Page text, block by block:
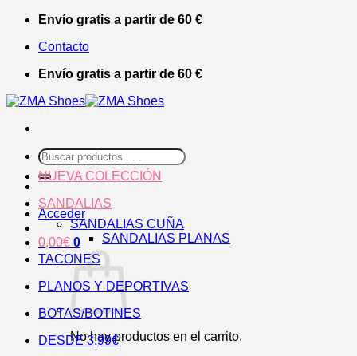
Saltar
contenido
Envío gratis a partir de 60 €
Contacto
Envío gratis a partir de 60 €
Buscar
por:
Acceder
0,00€ 0
No hay productos en el carrito.
NUEVA COLECCIÓN
SANDALIAS
SANDALIAS CUÑA
SANDALIAS PLANAS
TACONES
PLANOS Y DEPORTIVAS
BOTAS/BOTINES
DESDE 3,99€